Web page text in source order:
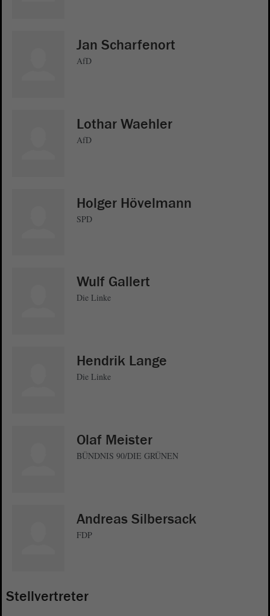
Jan Scharfenort
AfD
Lothar Waehler
AfD
Holger Hövelmann
SPD
Wulf Gallert
Die Linke
Hendrik Lange
Die Linke
Olaf Meister
BÜNDNIS 90/DIE GRÜNEN
Andreas Silbersack
FDP
Stellvertreter